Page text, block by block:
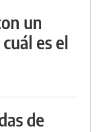
un
es el
de